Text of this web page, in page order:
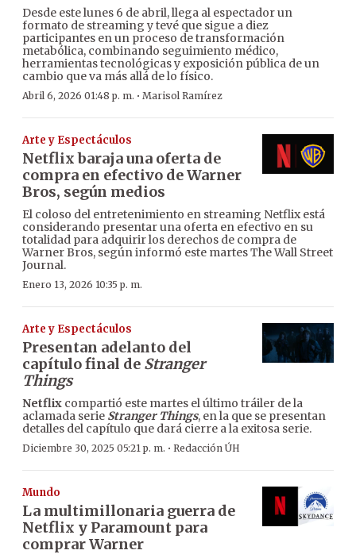
Desde este lunes 6 de abril, llega al espectador un
formato de streaming y tevé que sigue a diez
participantes en un proceso de transformación
metabólica, combinando seguimiento médico,
herramientas tecnológicas y exposición pública de un
cambio que va más allá de lo físico.
Abril 6, 2026 01:48 p. m. · Marisol Ramírez
Arte y Espectáculos
Netflix baraja una oferta de
compra en efectivo de Warner
Bros, según medios
El coloso del entretenimiento en streaming Netflix está
considerando presentar una oferta en efectivo en su
totalidad para adquirir los derechos de compra de
Warner Bros, según informó este martes The Wall Street
Journal.
Enero 13, 2026 10:35 p. m.
Arte y Espectáculos
Presentan adelanto del
capítulo final de Stranger
Things
Netflix compartió este martes el último tráiler de la
aclamada serie Stranger Things, en la que se presentan
detalles del capítulo que dará cierre a la exitosa serie.
Diciembre 30, 2025 05:21 p. m. · Redacción ÚH
Mundo
La multimillonaria guerra de
Netflix y Paramount para
comprar Warner